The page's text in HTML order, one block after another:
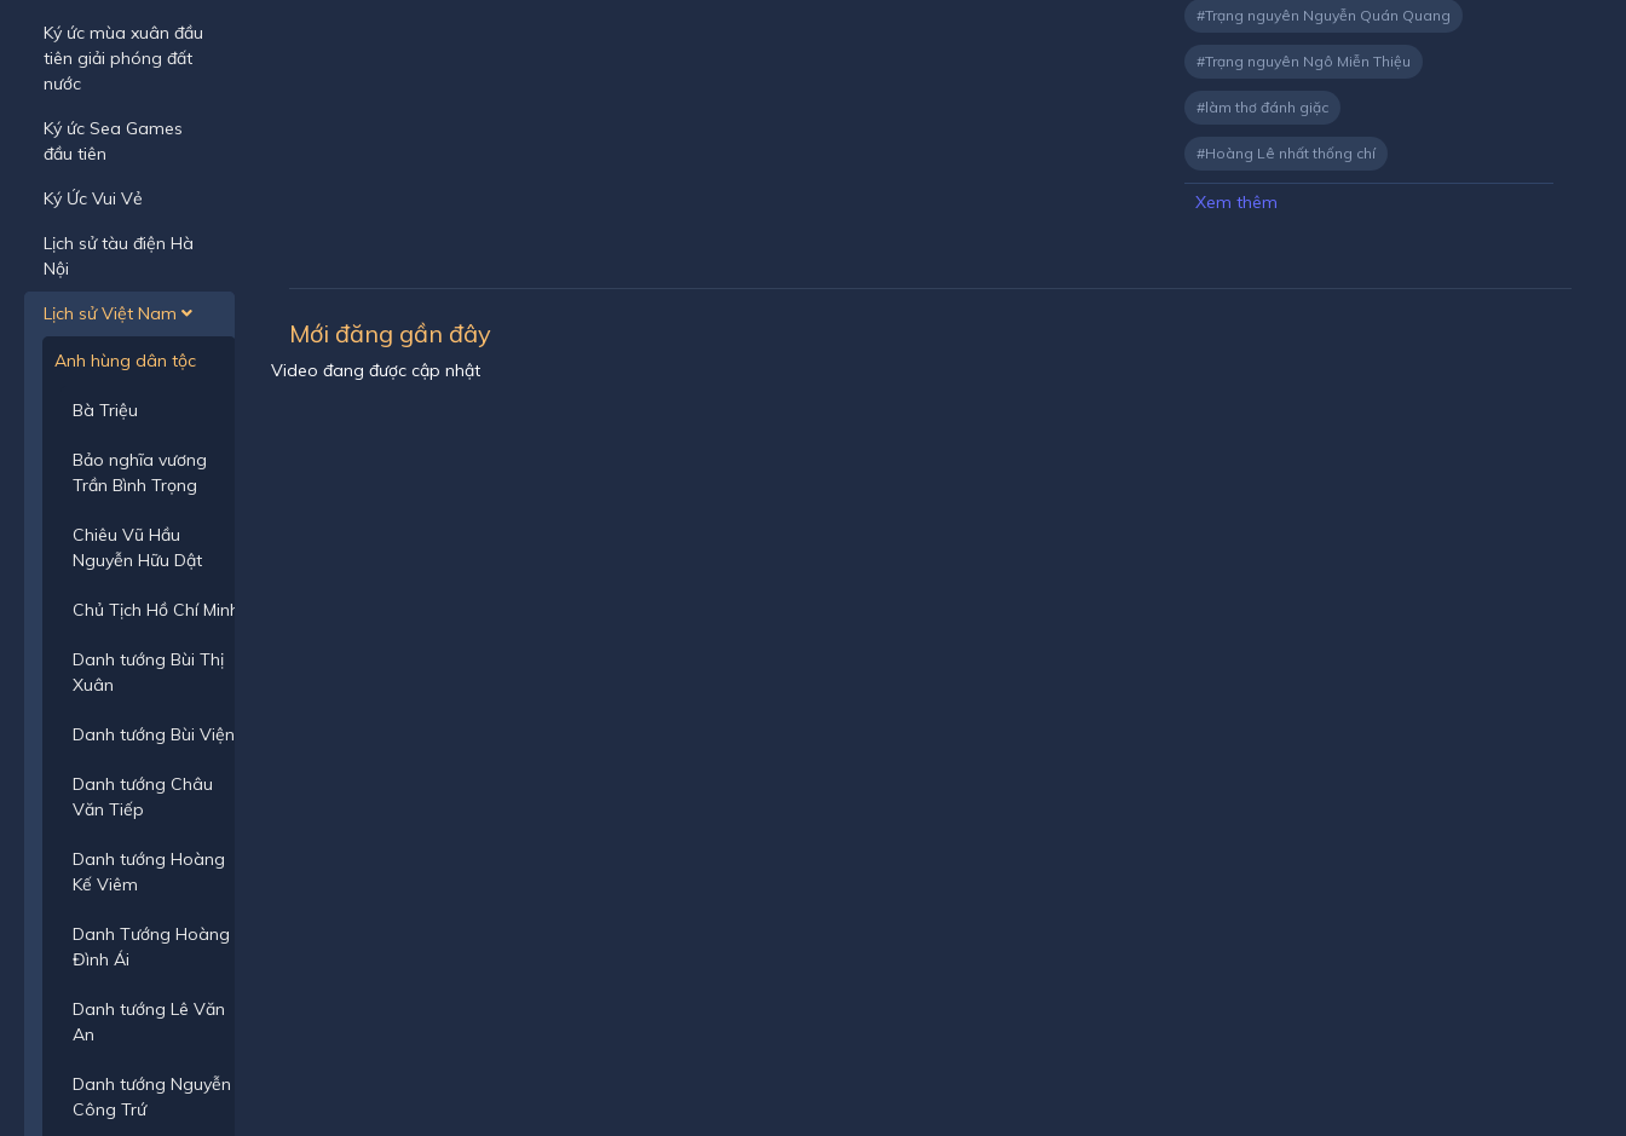
Ký ức mùa xuân đầu
tiên giải phóng đất
nước
Ký ức Sea Games
đầu tiên
Ký Ức Vui Vẻ
Lịch sử tàu điện Hà
Nội
Lịch sử Việt Nam
Anh hùng dân tộc
Bà Triệu
Bảo nghĩa vương
Trần Bình Trọng
Chiêu Vũ Hầu
Nguyễn Hữu Dật
Chủ Tịch Hồ Chí Minh
Danh tướng Bùi Thị
Xuân
Danh tướng Bùi Viện
Danh tướng Châu
Văn Tiếp
Danh tướng Hoàng
Kế Viêm
Danh Tướng Hoàng
Đình Ái
Danh tướng Lê Văn
An
Danh tướng Nguyễn
Công Trứ
Trạng nguyên Nguyễn Quán Quang
Trạng nguyên Ngô Miễn Thiệu
làm thơ đánh giặc
Hoàng Lê nhất thống chí
Xem thêm
Mới đăng gần đây
Video đang được cập nhật